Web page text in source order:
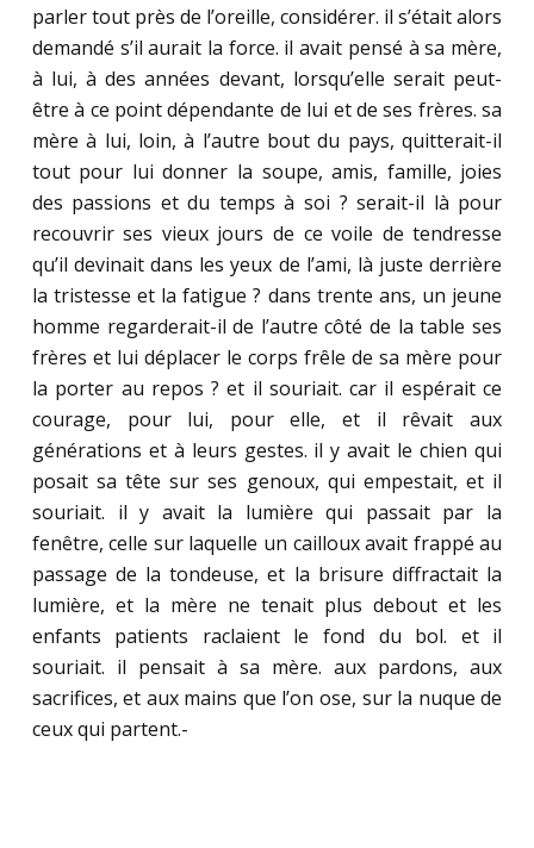
parler tout près de l’oreille, considérer. il s’était alors
demandé s’il aurait la force. il avait pensé à sa mère,
à lui, à des années devant, lorsqu’elle serait peut-
être à ce point dépendante de lui et de ses frères. sa
mère à lui, loin, à l’autre bout du pays, quitterait-il
tout pour lui donner la soupe, amis, famille, joies
des passions et du temps à soi ? serait-il là pour
recouvrir ses vieux jours de ce voile de tendresse
qu’il devinait dans les yeux de l’ami, là juste derrière
la tristesse et la fatigue ? dans trente ans, un jeune
homme regarderait-il de l’autre côté de la table ses
frères et lui déplacer le corps frêle de sa mère pour
la porter au repos ? et il souriait. car il espérait ce
courage, pour lui, pour elle, et il rêvait aux
générations et à leurs gestes. il y avait le chien qui
posait sa tête sur ses genoux, qui empestait, et il
souriait. il y avait la lumière qui passait par la
fenêtre, celle sur laquelle un cailloux avait frappé au
passage de la tondeuse, et la brisure diffractait la
lumière, et la mère ne tenait plus debout et les
enfants patients raclaient le fond du bol. et il
souriait. il pensait à sa mère. aux pardons, aux
sacrifices, et aux mains que l’on ose, sur la nuque de
ceux qui partent.-